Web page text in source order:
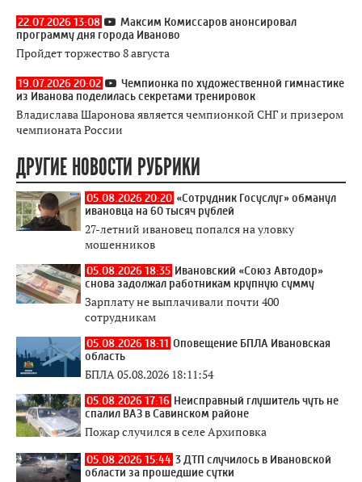
22.07.2026 13:08
Максим Комиссаров анонсировал
программу дня города Иваново
Пройдет торжество 8 августа
19.07.2026 20:02
Чемпионка по художественной гимнастике
из Иванова поделилась секретами тренировок
Владислава Шаронова является чемпионкой СНГ и призером
чемпионата России
ДРУГИЕ НОВОСТИ РУБРИКИ
05.08.2026 20:20 «Сотрудник Госуслуг» обманул
ивановца на 60 тысяч рублей
27-летний ивановец попался на уловку
мошенников
05.08.2026 18:35 Ивановский «Союз Автодор»
снова задолжал работникам крупную сумму
Зарплату не выплачивали почти 400
сотрудникам
05.08.2026 18:11 Оповещение БПЛА Ивановская
область
БПЛА 05.08.2026 18:11:54
05.08.2026 17:16 Неисправный глушитель чуть не
спалил ВАЗ в Савинском районе
Пожар случился в селе Архиповка
05.08.2026 15:44 3 ДТП случилось в Ивановской
области за прошедшие сутки